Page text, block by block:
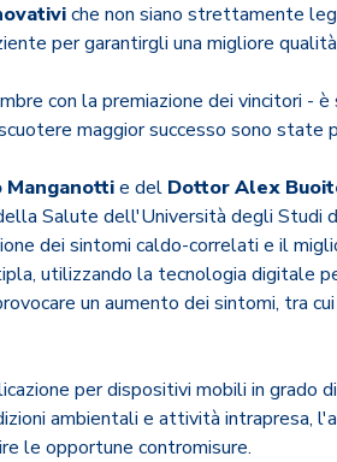
che non siano strettamente
per garantirgli una migliore
con la premiazione dei vincitori -
maggior successo sono state
Manganottie del Dottor Alex
Salute dell'Università degli Studi
dei sintomi caldo-correlati e il
utilizzando la tecnologia digitale
un aumento dei sintomi, tra
per dispositivi mobili in grado
ambientali e attività intrapresa,
le opportune contromisure.